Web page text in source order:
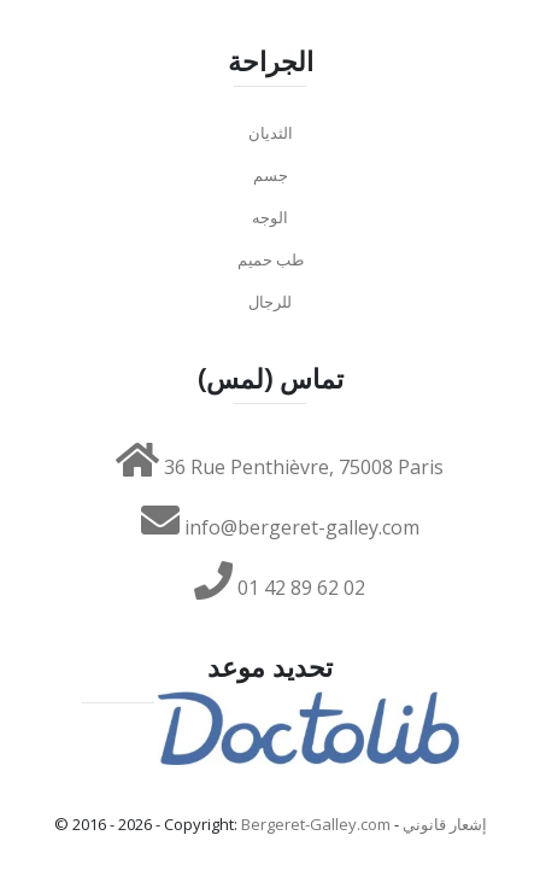
الجراحة
الثديان
جسم
الوجه
طب حميم
للرجال
تماس (لمس)
36 Rue Penthièvre, 75008 Paris
info@bergeret-galley.com
01 42 89 62 02
تحديد موعد
© 2016 - 2026 - Copyright: Bergeret-Galley.com - إشعار قانوني